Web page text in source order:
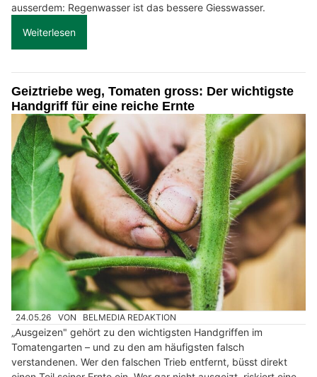
ausserdem: Regenwasser ist das bessere Giesswasser.
Weiterlesen
Geiztriebe weg, Tomaten gross: Der wichtigste
Handgriff für eine reiche Ernte
24.05.26 VON BELMEDIA REDAKTION
„Ausgeizen" gehört zu den wichtigsten Handgriffen im
Tomatengarten – und zu den am häufigsten falsch
verstandenen. Wer den falschen Trieb entfernt, büsst direkt